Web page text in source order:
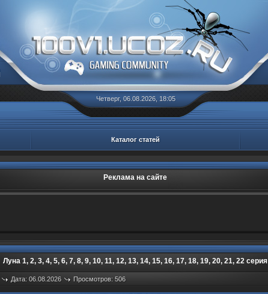
Четверг, 06.08.2026, 18:05
Каталог статей
Реклама на сайте
Луна 1, 2, 3, 4, 5, 6, 7, 8, 9, 10, 11, 12, 13, 14, 15, 16, 17, 18, 19, 20, 21, 22 серия
Дата: 06.08.2026 Просмотров: 506